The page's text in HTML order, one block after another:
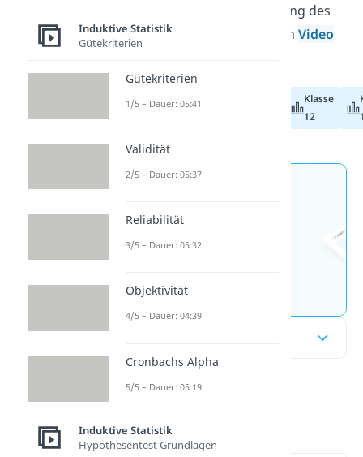
Eine visuelle Veranschaulichung des
Ganzen findest du in unserem Video
Abiturvorbereitung
Klasse
12
Wissen mit unseren
kostenlosen Aufgaben 🚀
Aufgaben entdecken
einfach erklärt
Induktive Statistik
Gütekriterien
Gütekriterien
1/5 – Dauer: 05:41
Validität
2/5 – Dauer: 05:37
Reliabilität
3/5 – Dauer: 05:32
Objektivität
4/5 – Dauer: 04:39
Cronbachs Alpha
5/5 – Dauer: 05:19
Induktive Statistik
Hypothesentest Grundlagen